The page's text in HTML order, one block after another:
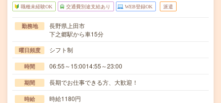
職種未経験OK 交通費別途支給あり WEB登録OK 派遣
勤務地
長野県上田市
下之郷駅から車15分
曜日頻度 シフト制
時間 06:55～15:0014:55～23:00
期間 長期でお仕事できる方、大歓迎！
時給 時給1180円